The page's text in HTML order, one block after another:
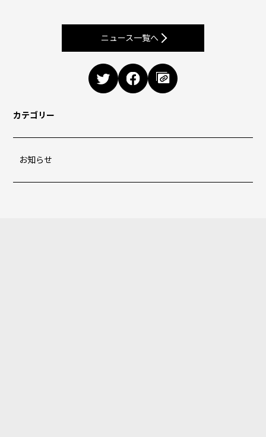
ニュース一覧へ
Twitterでシェアする
Facebookでシェアする
ページリンクをコピー
カテゴリー
お知らせ